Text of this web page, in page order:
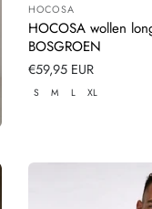
Leverancier:
HOCOSA
HOCOSA wollen
BOSGROEN
Normale
prijs
€59,95 EUR
S M L XL